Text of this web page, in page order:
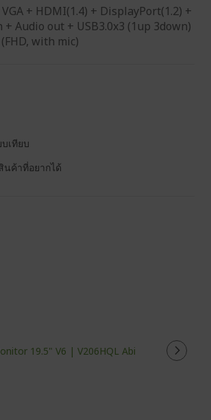
+ HDMI(1.4) + DisplayPort(1.2) +
+ Audio out + USB3.0x3 (1up 3down)
with mic)
เทียบ
นค้าที่อยากได้